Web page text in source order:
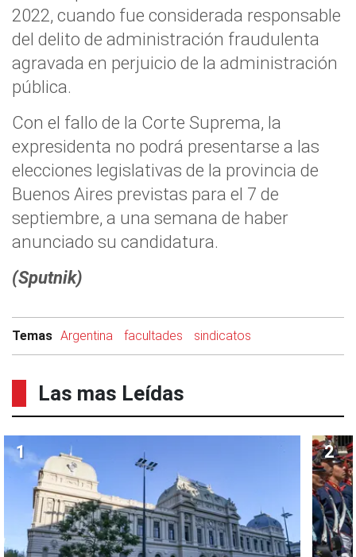
2022, cuando fue considerada responsable
del delito de administración fraudulenta
agravada en perjuicio de la administración
pública.
Con el fallo de la Corte Suprema, la
expresidenta no podrá presentarse a las
elecciones legislativas de la provincia de
Buenos Aires previstas para el 7 de
septiembre, a una semana de haber
anunciado su candidatura.
(Sputnik)
Temas Argentina facultades sindicatos
Las mas Leídas